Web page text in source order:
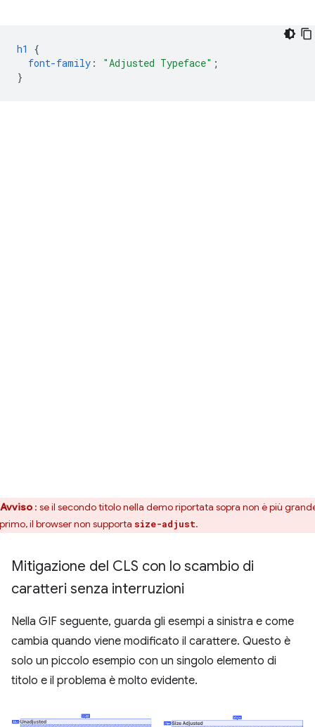
h1
{
font-family : "Adjusted Typeface" ;
}
Avviso : se il secondo titolo nella demo riportata sopra non è più
il browser non supporta size-adjust.
Mitigazione del CLS con lo scambio di
caratteri senza interruzioni
Nella GIF seguente, guarda gli esempi a sinistra e come
cambia quando viene modificato il carattere. Questo è
solo un piccolo esempio con un singolo elemento di
titolo e il problema è molto evidente.